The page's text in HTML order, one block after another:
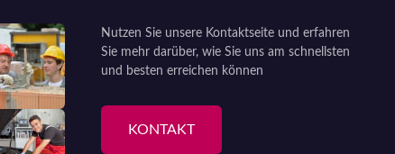
Nutzen Sie unsere Kontaktseite und erfahren
Sie mehr darüber, wie Sie uns am schnellsten
und besten erreichen können
KONTAKT